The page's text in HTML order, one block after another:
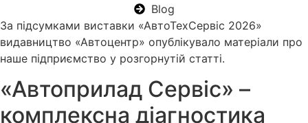
Blog
За підсумками виставки «АвтоТехСервіс 2026»
видавництво «Автоцентр» опублікувало матеріали про
наше підприємство у розгорнутій статті.
«Автоприлад Сервіс» –
комплексна діагностика